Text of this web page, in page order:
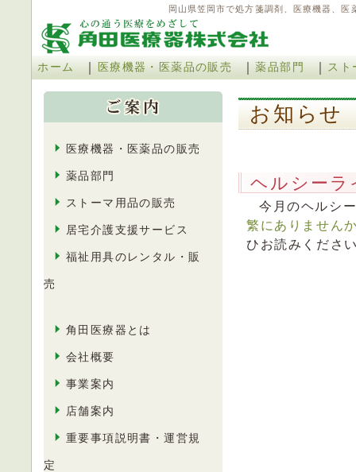
岡山県笠岡市で処方箋調剤、医療機器、
ホーム ｜ 医療機器・医薬品の販売 ｜薬品部門 ｜ スト
医療機器・医薬品の販売
薬品部門
ストーマ用品の販売
居宅介護支援サービス
福祉用具のレンタル・販
売
角田医療器とは
会社概要
事業案内
店舗案内
重要事項説明書・運営規
定
お知ら
ヘルシーラ
今月のヘルシ
繁にありません
ひお読みくださ